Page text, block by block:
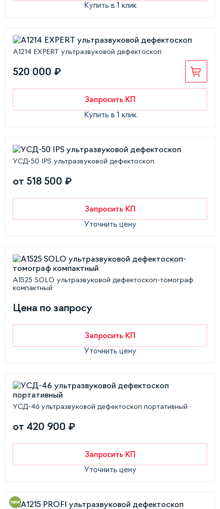
Купить в 1 клик
А1214 EXPERT ультразвуковой дефектоскоп
520 000 ₽
Запросить КП
Купить в 1 клик
УСД-50 IPS ультразвуковой дефектоскоп
от 518 500 ₽
Запросить КП
Уточнить цену
А1525 SOLO ультразвуковой дефектоскоп-томограф
компактный
Цена по запросу
Запросить КП
Уточнить цену
УСД-46 ультразвуковой дефектоскоп портативный
от 420 900 ₽
Запросить КП
Уточнить цену